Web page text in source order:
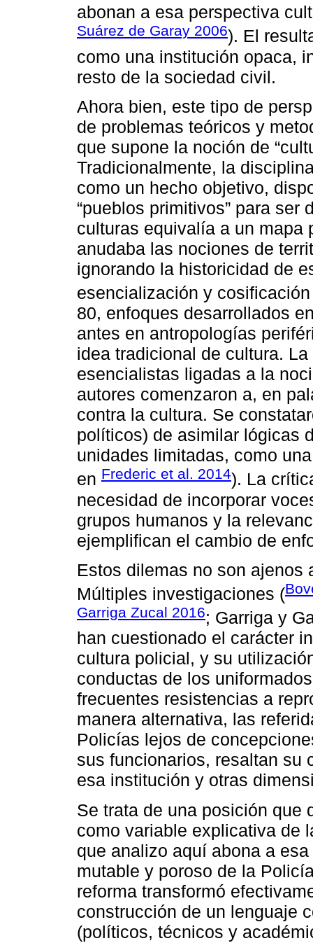
abonan a esa perspectiva
Suárez de Garay 2006). El
como una institución opaca,
resto de la sociedad civil.
Ahora bien, este tipo de
de problemas teóricos y
que supone la noción de
Tradicionalmente, la
como un hecho objetivo,
“pueblos primitivos” para
culturas equivalía a un mapa
anudaba las nociones de
ignorando la historicidad de
esencialización y
80, enfoques desarrollados
antes en antropologías
idea tradicional de cultura.
esencialistas ligadas a la
autores comenzaron a, en
contra la cultura. Se
políticos) de asimilar lógicas
unidades limitadas, como
en Frederic et al. 2014). La
necesidad de incorporar
grupos humanos y la
ejemplifican el cambio de
Estos dilemas no son
Múltiples investigaciones (
Garriga Zucal 2016; Garriga y
han cuestionado el carácter
cultura policial, y su
conductas de los
frecuentes resistencias a
manera alternativa, las
Policías lejos de
sus funcionarios, resaltan su
esa institución y otras
Se trata de una posición que
como variable explicativa de
que analizo aquí abona a
mutable y poroso de la
reforma transformó
construcción de un lenguaje
(políticos, técnicos y